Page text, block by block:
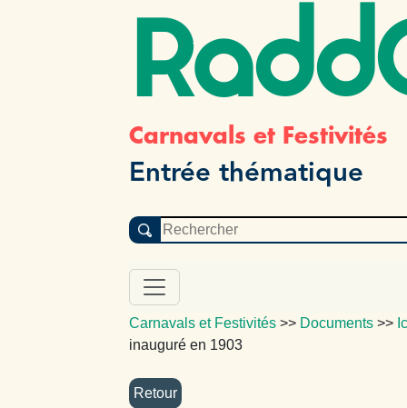
Carnavals et Festivités
Entrée thématique
Carnavals et Festivités >> Documents >>
inauguré en 1903